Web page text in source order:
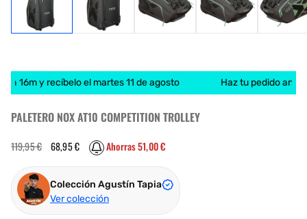
16m y recíbelo el martes 11 de agosto Haz tu pedido
PALETERO NOX AT10 COMPETITION TROLLEY
Precio
habitual
119,95 € Precio
de
68,95 € Ahorras 51,00 €
Colección Agustín Tapia
Ver colección